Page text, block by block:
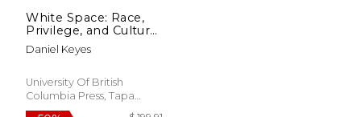
White Space: Race,
Privilege, and Cultural
Economies of the
Okanagan Valley (en
Daniel Keyes
University Of British
Columbia Press, Tapa
Dura, Nuevo